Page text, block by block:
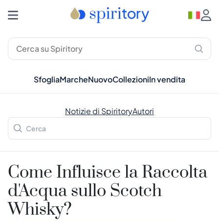
SfogliaMarcheNuovoCollezioniIn vendita
Notizie di SpiritoryAutori
Come Influisce la Raccolta
d'Acqua sullo Scotch
Whisky?